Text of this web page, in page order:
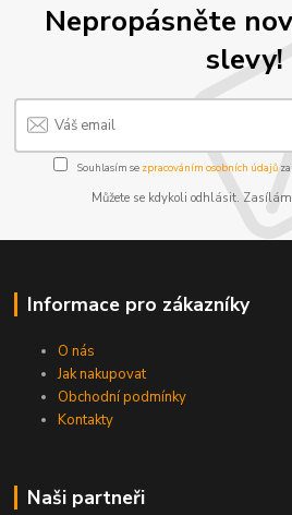
Nepropásněte
slevy!
Souhlasím se zpracováním osobních údajůza
Můžete se kdykoli odhlásit.
Informace pro zákazníky
O nás
Jak nakupovat
Obchodní podmínky
Kontakty
Naši partneři